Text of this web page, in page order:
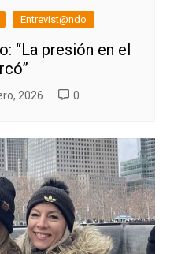
Entrevist@ndo
“La presión en el
2026 0